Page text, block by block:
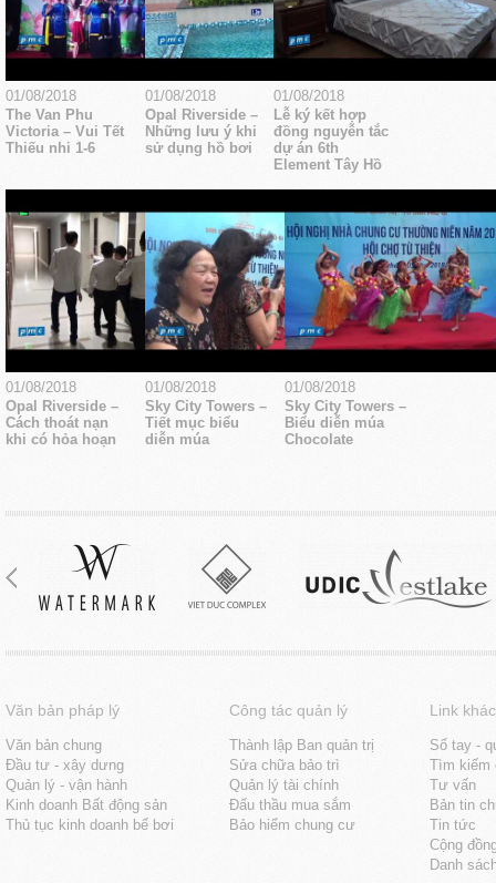
01/08/2018
The Van Phu
Victoria – Vui Tết
Thiếu nhi 1-6
01/08/2018
Opal Riverside –
Những lưu ý khi
sử dụng hồ bơi
01/08/2018
Lễ ký kết hợp
đồng nguyễn tắc
dự án 6th
Element Tây Hồ
01/08/2018
Opal Riverside –
Cách thoát nạn
khi có hỏa hoạn
01/08/2018
Sky City Towers –
Tiết mục biểu
diễn múa
01/08/2018
Sky City Towers –
Biểu diễn múa
Chocolate
Văn bản pháp lý
Văn bản chung
Đầu tư - xây dưng
Quản lý - vận hành
Kinh doanh Bất động sản
Thủ tục kinh doanh bể bơi
Công tác quản lý
Thành lập Ban quản trị
Sửa chữa bảo trì
Quản lý tài chính
Đấu thầu mua sắm
Bảo hiểm chung cư
Link khác
Sổ tay -
Tìm kiếm
Tư vấn
Bản tin
Tin tức
Cộng
Danh